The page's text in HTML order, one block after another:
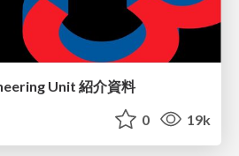
Unit 紹介資料
0 19k